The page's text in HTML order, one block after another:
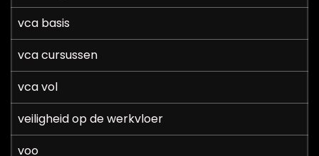
vca basis
vca cursussen
vca vol
veiligheid op de werkvloer
voo